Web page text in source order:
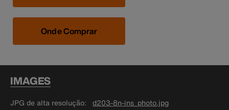
Onde Comprar
IMAGES
JPG de alta resolução d203-8n-ins_photo.jpg